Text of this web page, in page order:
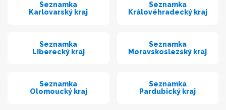
Seznamka
Karlovarský kraj
Seznamka
Královéhradecký kraj
Seznamka
Liberecký kraj
Seznamka
Moravskoslezský kraj
Seznamka
Olomoucký kraj
Seznamka
Pardubický kraj